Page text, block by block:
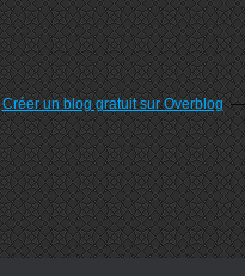
Créer un blog gratuit sur Overblog